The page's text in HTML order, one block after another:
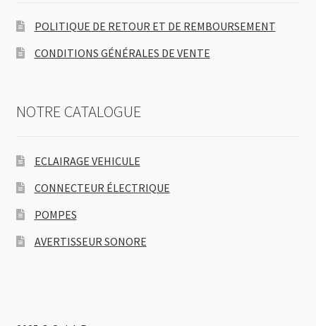
POLITIQUE DE RETOUR ET DE REMBOURSEMENT
CONDITIONS GÉNÉRALES DE VENTE
NOTRE CATALOGUE
ECLAIRAGE VEHICULE
CONNECTEUR ÉLECTRIQUE
POMPES
AVERTISSEUR SONORE